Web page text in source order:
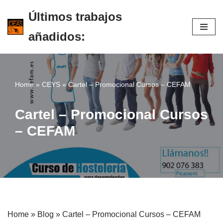
Saltar
contenido
Últimos trabajos
añadidos:
Home » CEYS »Cartel – Promocional Cursos – CEFAM
Cartel – Promocional Cursos
– CEFAM
Home » Blog » Cartel – Promocional Cursos – CEFAM